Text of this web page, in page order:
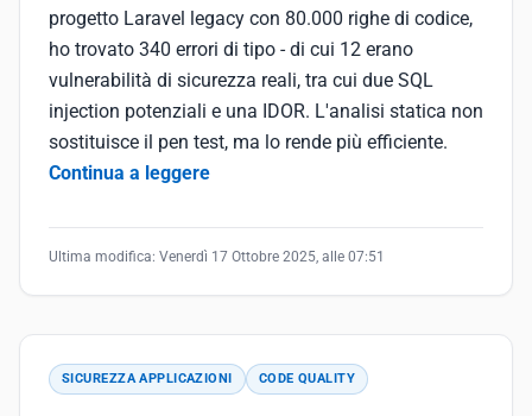
progetto Laravel legacy con 80.000 righe di codice,
ho trovato 340 errori di tipo - di cui 12 erano
vulnerabilità di sicurezza reali, tra cui due SQL
injection potenziali e una IDOR. L'analisi statica non
sostituisce il pen test, ma lo rende più efficiente.
Continua a leggere
Ultima modifica: Venerdì 17 Ottobre 2025, alle 07:51
SICUREZZA APPLICAZIONI CODE QUALITY